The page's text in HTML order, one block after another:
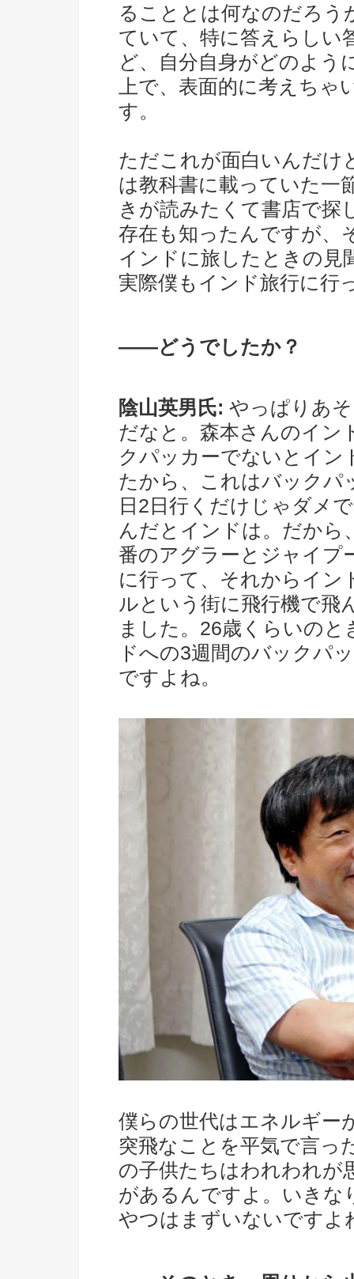
ることとは何なのだろう
ていて、特に答えらしい
ど、自分自身がどのよう
上で、表面的に考えち
す。
ただこれが面白いんだけ
は教科書に載っていた一
きが読みたくて書店で探
存在も知ったんですが、
インドに旅したときの見
実際僕もインド旅行に行
――どうでしたか？
陰山英男氏: やっぱりあ
だなと。森本さんのイン
クパッカーでないとイン
たから、これはバックパ
日2日行くだけじゃダメ
んだとインドは。だから
番のアグラーとジャイプ
に行って、それからイン
ルという街に飛行機で飛
ました。26歳くらいの
ドへの3週間のバックパ
ですよね。
僕らの世代はエネルギー
突飛なことを平気で言っ
の子供たちはわれわれが
があるんですよ。いきな
やつはまずいないですよ